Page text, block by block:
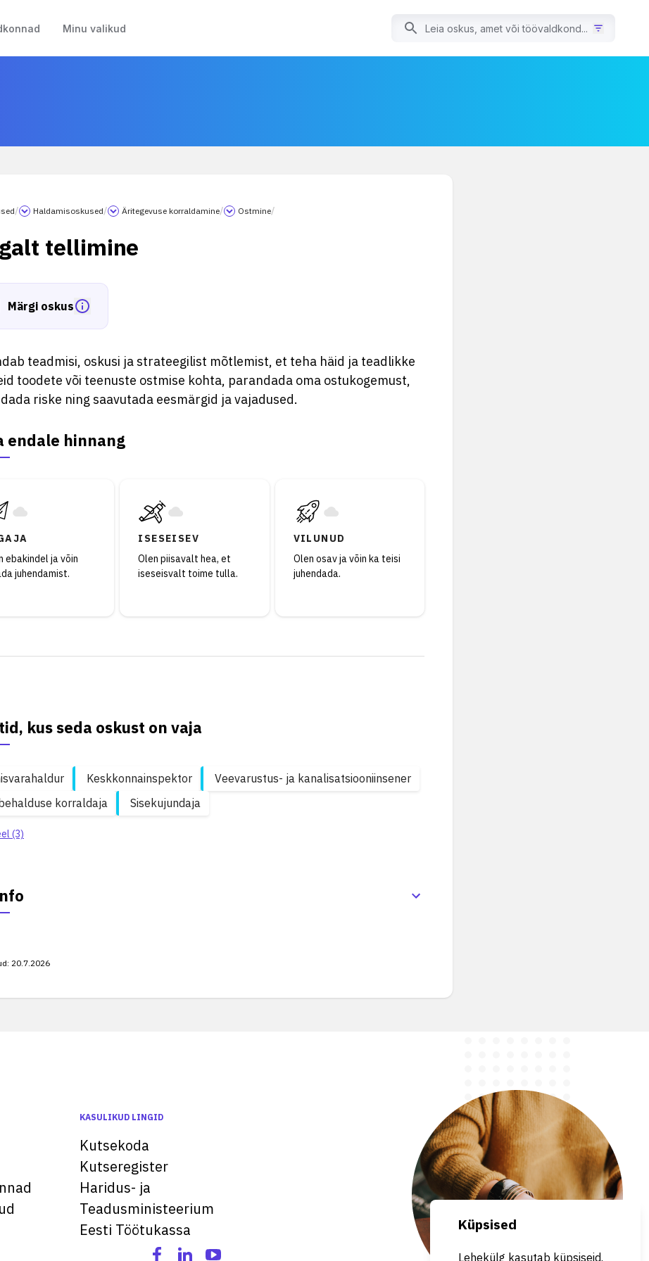
Minu valikud
/ Haldamisoskused/ Äritegevuse korraldamine/ Ostmine/
tellimine
Märgi oskus
teadmisi, oskusi ja strateegilist mõtlemist, et teha häid ja teadlikke
toodete või teenuste ostmise kohta, parandada oma ostukogemust,
riske ning saavutada eesmärgid ja vajadused.
endale hinnang
ebakindel ja võin
juhendamist.
ISESEISEV
Olen piisavalt hea, et
iseseisvalt toime tulla.
VILUNUD
Olen osav ja võin ka teisi
juhendada.
kus seda oskust on vaja
Keskkonnainspektor
Veevarustus- ja kanalisatsiooniinsener
korraldaja
Sisekujundaja
(3)
20.7.2026
KASULIKUD LINGID
Kutsekoda
Kutseregister
Haridus- ja
Teadusministeerium
Eesti Töötukassa
Küpsised
Lehekülg kasutab küpsiseid.